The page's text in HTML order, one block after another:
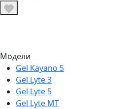
Модели
Gel Kayano 5
Gel Lyte 3
Gel Lyte 5
Gel Lyte MT